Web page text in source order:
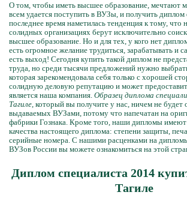
О том, чтобы иметь высшее образование, мечтают
всем удается поступить в ВУЗы, и получить диплом
последнее время наметилась тенденция к тому, что
солидных организациях берут исключительно
высшее образование. Но и для тех, у кого нет
есть огромное желание трудиться, зарабатывать и
есть выход! Сегодня купить такой диплом не
труда, но среди тысячи предложений нужно
которая зарекомендовала себя только с хорошей
солидную деловую репутацию и может
является наша компания. Образец диплома
Тагиле, который вы получите у нас, ничем не будет
выдаваемых ВУЗами, потому что напечатан на
фабрики Гознака. Кроме того, наши дипломы
качества настоящего диплома: степени защиты,
серийные номера. С нашими расценками на
ВУЗов России вы можете ознакомиться на этой
Диплом специалиста 2014
Тагиле